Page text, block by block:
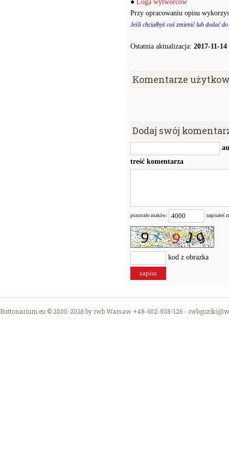
● Loga wytwórców
Przy opracowaniu opisu
Jeśli chciałbyś coś zmienić lub dodać
Ostatnia aktualizacja: 2017-11-14
Komentarze
Dodaj swój
treść komentarza
pozostało znaków: napisałeś
kod z obrazka
Buttonarium.eu © 2000-2026 by rwb Warsaw +48-602-508-126 -